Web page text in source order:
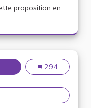
proposition en
PLACE DEMise en place
294
Mise en place de référents